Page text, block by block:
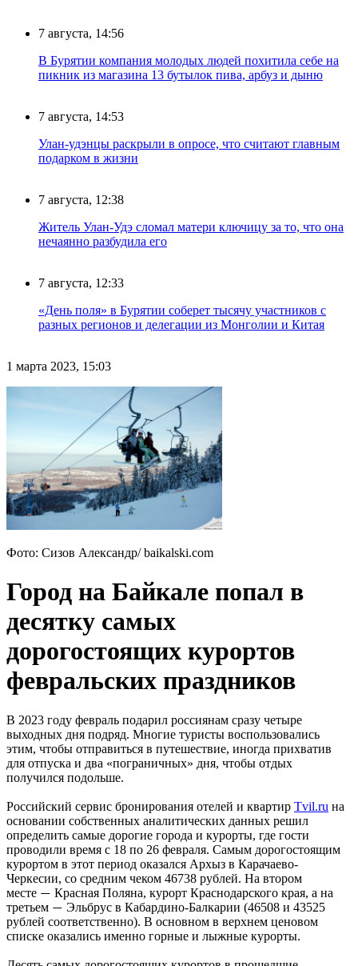
7 августа, 14:56
В Бурятии компания молодых людей похитила себе на
пикник из магазина 13 бутылок пива, арбуз и дыню
7 августа, 14:53
Улан-удэнцы раскрыли в опросе, что считают главным
подарком в жизни
7 августа, 12:38
Житель Улан-Удэ сломал матери ключицу за то, что она
нечаянно разбудила его
7 августа, 12:33
«День поля» в Бурятии соберет тысячу участников с
разных регионов и делегации из Монголии и Китая
1 марта 2023, 15:03
Фото: Сизов Александр/ baikalski.com
Город на Байкале попал в
десятку самых
дорогостоящих курортов
февральских праздников
В 2023 году февраль подарил россиянам сразу четыре
выходных дня подряд. Многие туристы воспользовались
этим, чтобы отправиться в путешествие, иногда прихватив
для отпуска и два «пограничных» дня, чтобы отдых
получился подольше.
Российский сервис бронирования отелей и квартир Tvil.ru на
основании собственных аналитических данных решил
определить самые дорогие города и курорты, где гости
проводили время с 18 по 26 февраля. Самым дорогостоящим
курортом в этот период оказался Архыз в Карачаево-
Черкесии, со средним чеком 46738 рублей. На втором
месте — Красная Поляна, курорт Краснодарского края, а на
третьем — Эльбрус в Кабардино-Балкарии (46508 и 43525
рублей соответственно). В основном в верхнем ценовом
списке оказались именно горные и лыжные курорты.